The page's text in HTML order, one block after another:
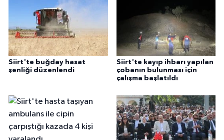
Siirt'te buğday hasat
şenliği düzenlendi
Siirt'te kayıp ihbarı yapılan
çobanın bulunması için
çalışma başlatıldı